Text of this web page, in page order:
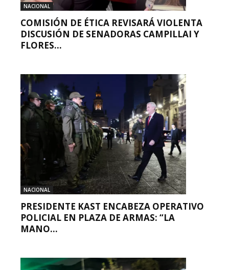
NACIONAL
COMISIÓN DE ÉTICA REVISARÁ VIOLENTA
DISCUSIÓN DE SENADORAS CAMPILLAI Y
FLORES...
NACIONAL
PRESIDENTE KAST ENCABEZA OPERATIVO
POLICIAL EN PLAZA DE ARMAS: “LA
MANO...